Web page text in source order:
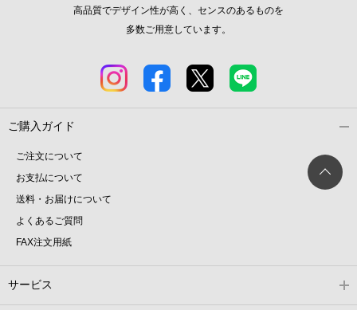
高品質でデザイン性が高く、センスのあるものを
多数ご用意しています。
ご購入ガイド
ご注文について
お支払について
送料・お届けについて
よくあるご質問
FAX注文用紙
サービス